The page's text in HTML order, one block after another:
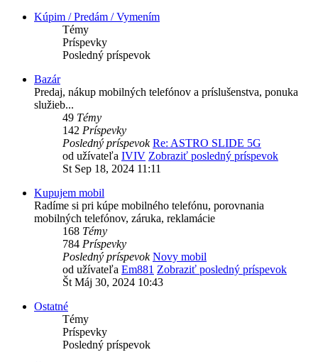
Kúpim / Predám / Vymením
Témy
Príspevky
Posledný príspevok
Bazár
Predaj, nákup mobilných telefónov a príslušenstva, ponuka
služieb...
49 Témy
142 Príspevky
Posledný príspevok Re: ASTRO SLIDE 5G
od užívateľa IVIV Zobraziť posledný príspevok
St Sep 18, 2024 11:11
Kupujem mobil
Radíme si pri kúpe mobilného telefónu, porovnania
mobilných telefónov, záruka, reklamácie
168 Témy
784 Príspevky
Posledný príspevok Novy mobil
od užívateľa Em881 Zobraziť posledný príspevok
Št Máj 30, 2024 10:43
Ostatné
Témy
Príspevky
Posledný príspevok